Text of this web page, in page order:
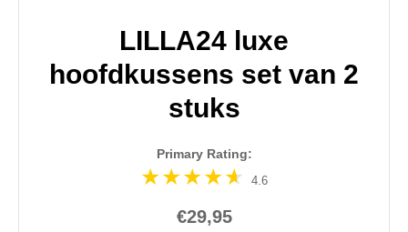
LILLA24 luxe
hoofdkussens set van 2
stuks
Primary Rating:
4.6
€29,95